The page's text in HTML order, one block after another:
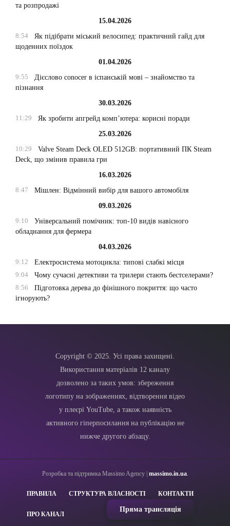
та розпродажі
15.04.2026
8:54
Як підібрати міський велосипед: практичний гайд для
щоденних поїздок
01.04.2026
9:55
Дієслово conocer в іспанській мові – знайомство та
пізнання
30.03.2026
11:29
Як зробити апгрейд комп’ютера: корисні поради
25.03.2026
10:29
Valve Steam Deck OLED 512GB: портативний ПК Steam
Deck, що змінив правила гри
16.03.2026
8:47
Мішлен: Відмінний вибір для вашого автомобіля
09.03.2026
9:10
Універсальний помічник: топ-10 видів навісного
обладнання для фермера
04.03.2026
9:12
Електросистема мотоцикла: типові слабкі місця
9:04
Чому сучасні детективи та трилери стають бестселерами?
8:56
Підготовка дерева до фінішного покриття: що часто
ігнорують?
Copyright © 2025. Усі права захищені.
Використання матеріалів 12 каналу
дозволено за таких умов: збереження
логотипу на зображеннях, відтворення відео
у плеєрі YouTube, а також наявність
активного гіперпосилання на публікацію не
нижче другого абзацу.
Розробка та підтримка Massimo Agency | massimo.in.ua.
ПРАВИЛА СТРУКТУРА ВЛАСНОСТІ КОНТАКТИ
ПРО КАНАЛ
Пряма трансляція